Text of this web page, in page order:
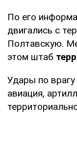
По его
двигались с
Полтавскую.
этом штаб
Удары по врагу
авиация,